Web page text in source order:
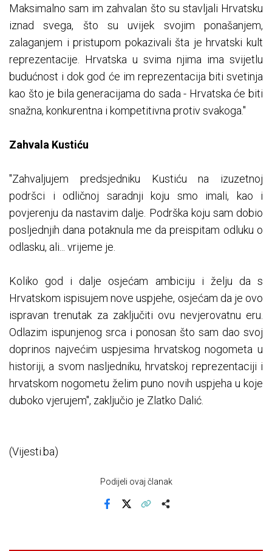
Maksimalno sam im zahvalan što su stavljali Hrvatsku
iznad svega, što su uvijek svojim ponašanjem,
zalaganjem i pristupom pokazivali šta je hrvatski kult
reprezentacije. Hrvatska u svima njima ima svijetlu
budućnost i dok god će im reprezentacija biti svetinja
kao što je bila generacijama do sada - Hrvatska će biti
snažna, konkurentna i kompetitivna protiv svakoga."
Zahvala Kustiću
"Zahvaljujem predsjedniku Kustiću na izuzetnoj
podršci i odličnoj saradnji koju smo imali, kao i
povjerenju da nastavim dalje. Podrška koju sam dobio
posljednjih dana potaknula me da preispitam odluku o
odlasku, ali... vrijeme je.
Koliko god i dalje osjećam ambiciju i želju da s
Hrvatskom ispisujem nove uspjehe, osjećam da je ovo
ispravan trenutak za zaključiti ovu nevjerovatnu eru.
Odlazim ispunjenog srca i ponosan što sam dao svoj
doprinos najvećim uspjesima hrvatskog nogometa u
historiji, a svom nasljedniku, hrvatskoj reprezentaciji i
hrvatskom nogometu želim puno novih uspjeha u koje
duboko vjerujem", zaključio je Zlatko Dalić.
(Vijesti.ba)
Podijeli ovaj članak